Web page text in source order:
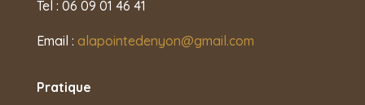
Tel : 06 09 01 46 41
Email : alapointedenyon@gmail.com
Pratique